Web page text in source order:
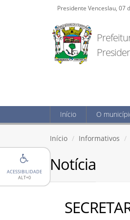
ACESSIBILIDADE
ALT+0
Presidente Venceslau, 07
Início O
Início Informativos
Notícia